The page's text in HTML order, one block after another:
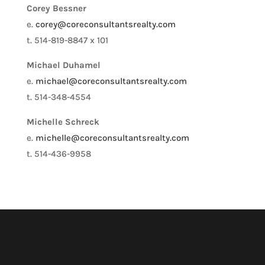
Corey Bessner
e. corey@coreconsultantsrealty.com
t. 514-819-8847 x 101
Michael Duhamel
e. michael@coreconsultantsrealty.com
t. 514-348-4554
Michelle Schreck
e. michelle@coreconsultantsrealty.com
t. 514-436-9958